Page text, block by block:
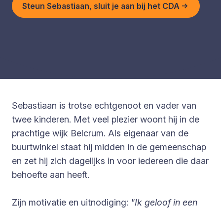
Steun Sebastiaan, sluit je aan bij het CDA
Sebastiaan is trotse echtgenoot en vader van
twee kinderen. Met veel plezier woont hij in de
prachtige wijk Belcrum. Als eigenaar van de
buurtwinkel staat hij midden in de gemeenschap
en zet hij zich dagelijks in voor iedereen die daar
behoefte aan heeft.
Zijn motivatie en uitnodiging: "Ik geloof in een